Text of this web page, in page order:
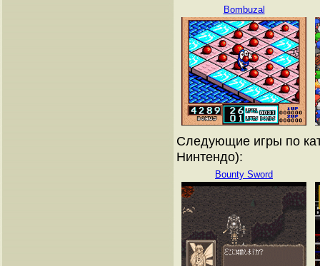
Bombuzal
Следующие игры по
Нинтендо):
Bounty Sword